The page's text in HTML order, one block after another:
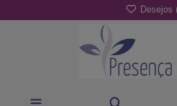
Desejos